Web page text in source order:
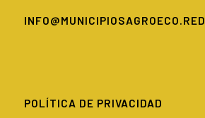
INFO@MUNICIPIOSAGROECO.RED
POLÍTICA DE PRIVACIDAD